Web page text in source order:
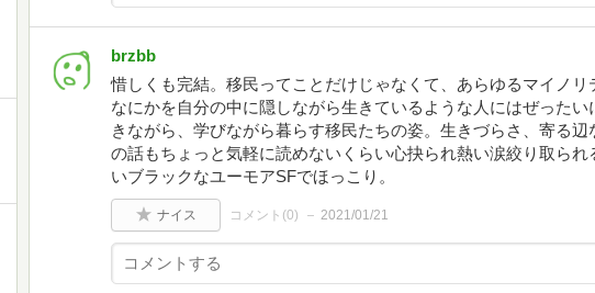
brzbb
惜しくも完結。移民ってことだけじゃなくて、あらゆるマイノリ
なにかを自分の中に隠しながら生きているような人にはぜった
きながら、学びながら暮らす移民たちの姿。生きづらさ、寄る
の話もちょっと気軽に読めないくらい心抉られ熱い涙絞り取られ
いブラックなユーモアSFでほっこり。
ナイス コメント(0) 2021/01/21